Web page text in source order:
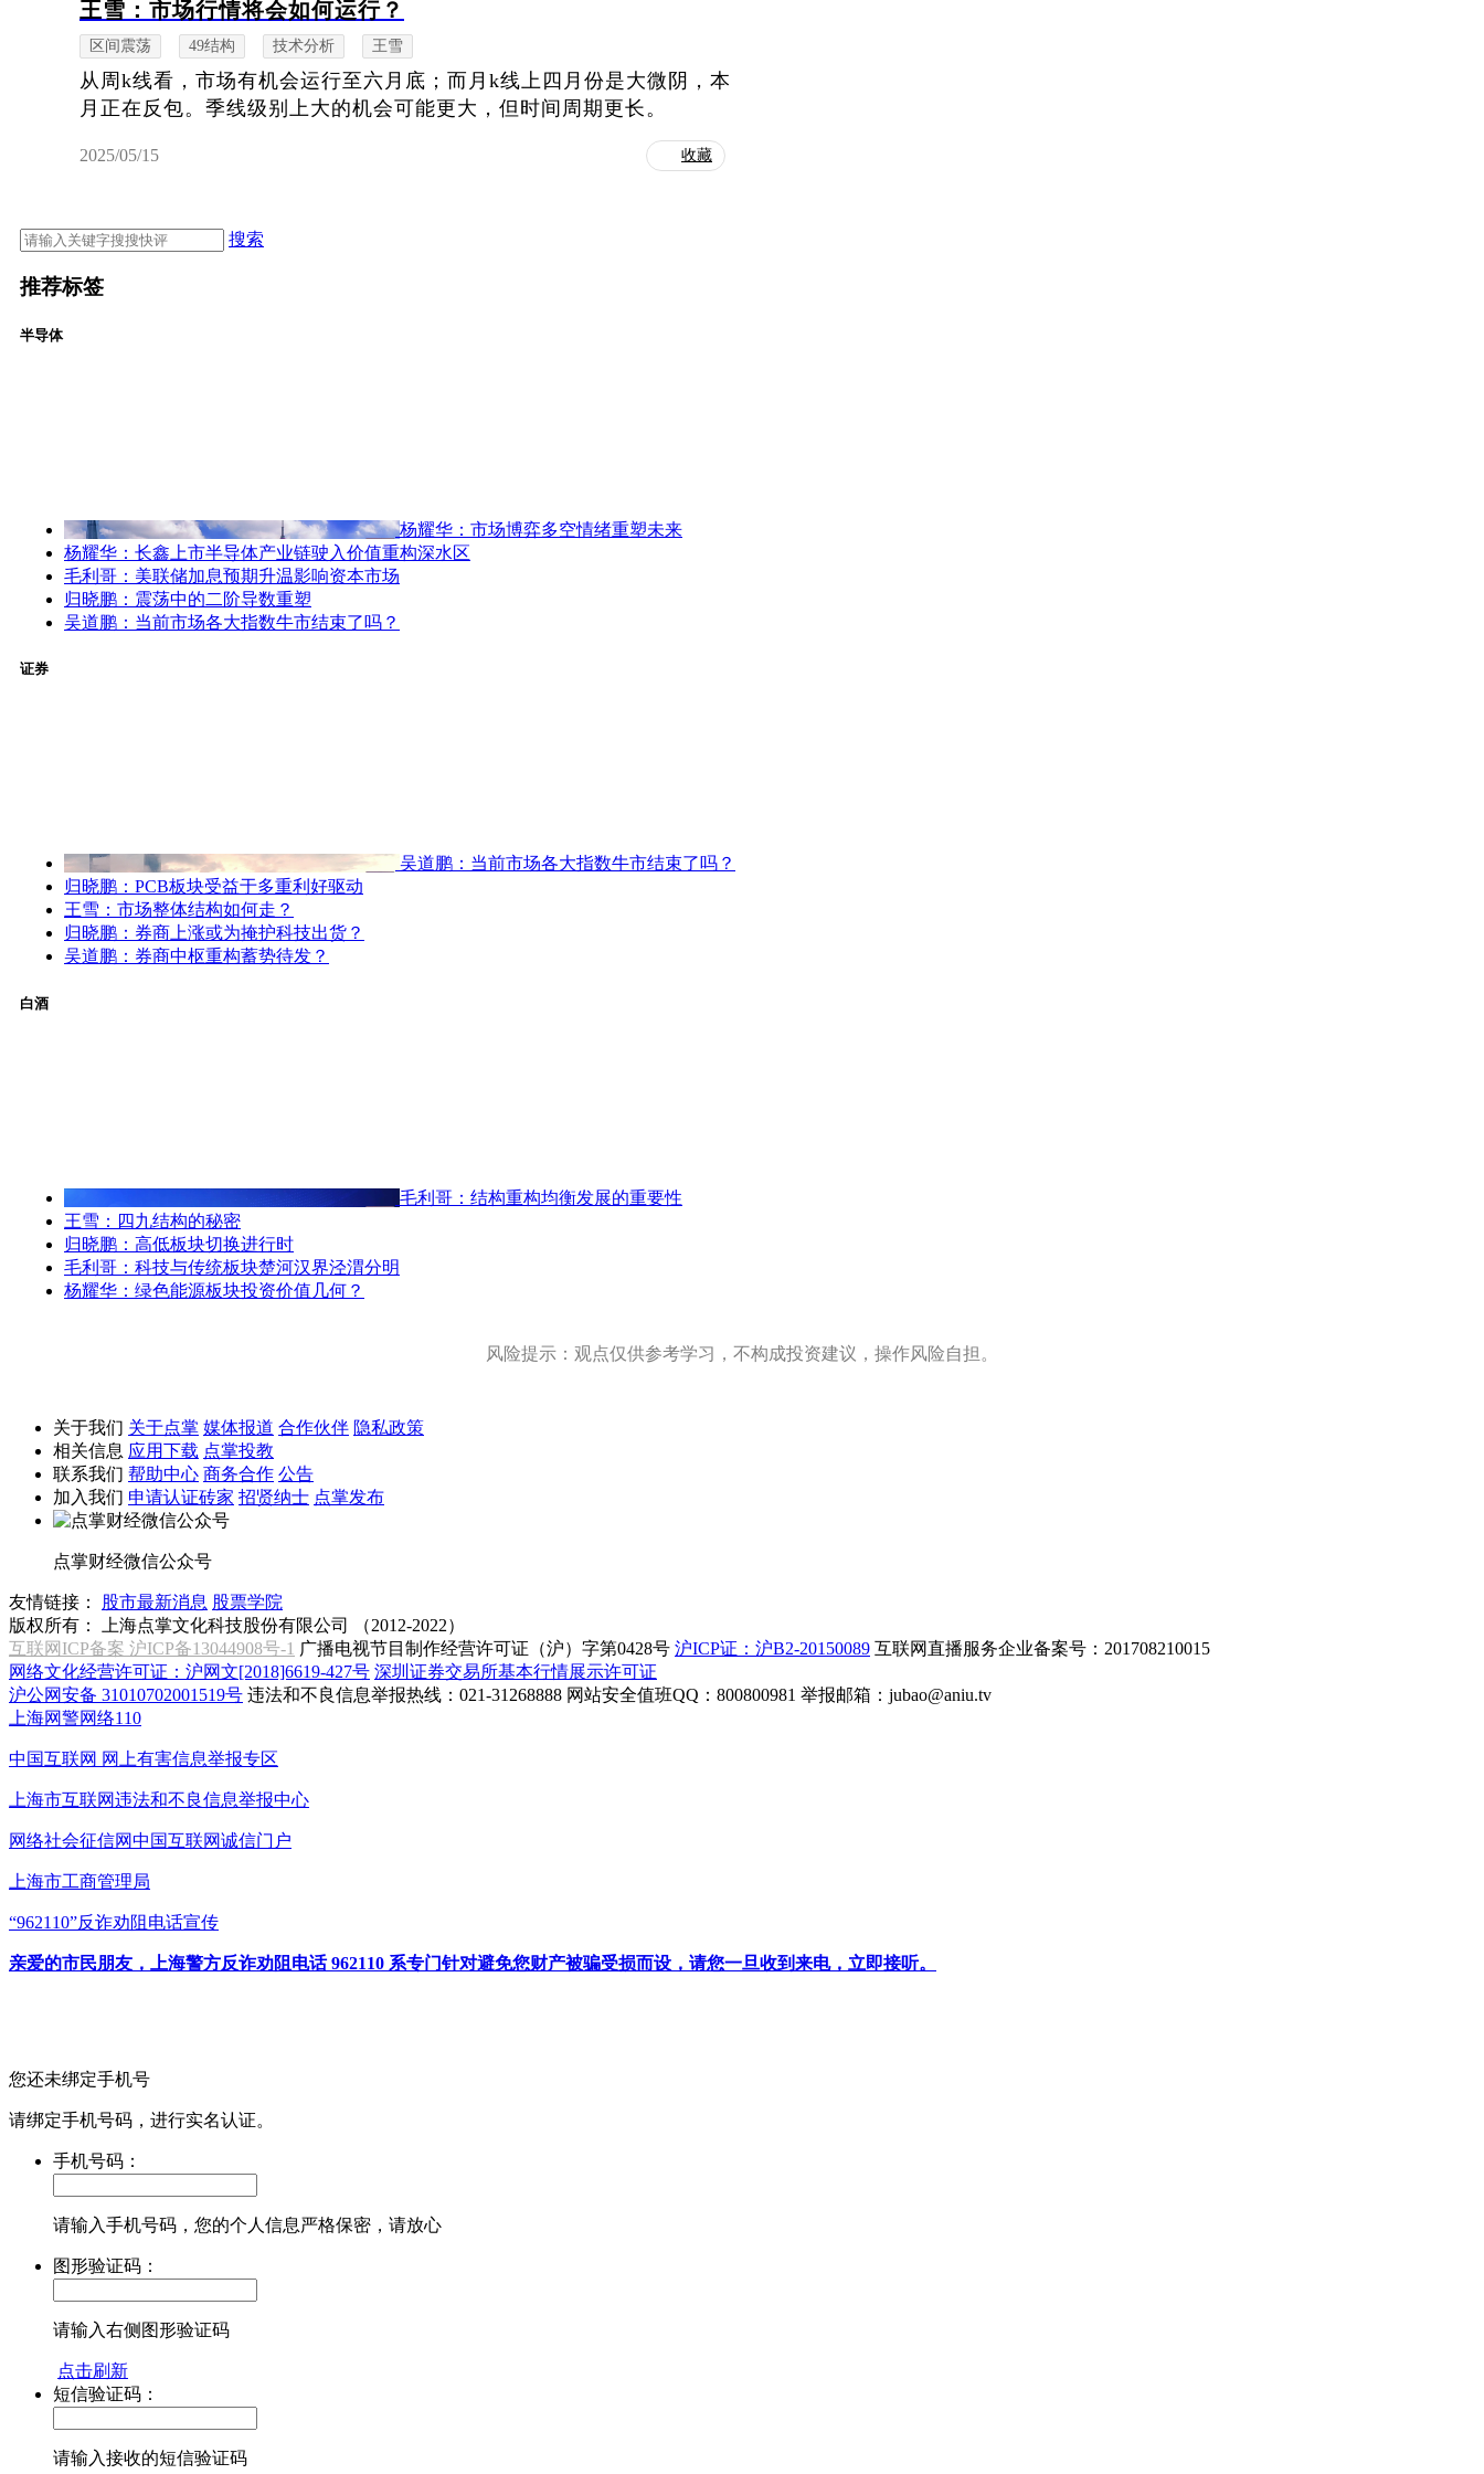
王雪：市场行情将会如何运行？
区间震荡 49结构 技术分析 王雪
从周k线看，市场有机会运行至六月底；而月k线上四月份是大微阴，本
月正在反包。季线级别上大的机会可能更大，但时间周期更长。
2025/05/15 收藏
搜索
推荐标签
半导体
杨耀华：市场博弈多空情绪重塑未来
杨耀华：长鑫上市半导体产业链驶入价值重构深水区
毛利哥：美联储加息预期升温影响资本市场
归晓鹏：震荡中的二阶导数重塑
吴道鹏：当前市场各大指数牛市结束了吗？
证券
吴道鹏：当前市场各大指数牛市结束了吗？
归晓鹏：PCB板块受益于多重利好驱动
王雪：市场整体结构如何走？
归晓鹏：券商上涨或为掩护科技出货？
吴道鹏：券商中枢重构蓄势待发？
白酒
毛利哥：结构重构均衡发展的重要性
王雪：四九结构的秘密
归晓鹏：高低板块切换进行时
毛利哥：科技与传统板块楚河汉界泾渭分明
杨耀华：绿色能源板块投资价值几何？
风险提示：观点仅供参考学习，不构成投资建议，操作风险自担。
关于我们 关于点掌 媒体报道 合作伙伴 隐私政策
相关信息 应用下载 点掌投教
联系我们 帮助中心 商务合作 公告
加入我们 申请认证砖家 招贤纳士 点掌发布
点掌财经微信公众号
友情链接： 股市最新消息 股票学院
版权所有：
上海点掌文化科技股份有限公司 （2012-2022）
互联网ICP备案 沪ICP备13044908号-1 广播电视节目制作经营许可证（沪）字第0428号 沪ICP证：沪B2-20150089 互联网直播服务企业备案号：201708210015
网络文化经营许可证：沪网文[2018]6619-427号 深圳证券交易所基本行情展示许可证
沪公网安备 31010702001519号 违法和不良信息举报热线：021-31268888 网站安全值班QQ：800800981 举报邮箱： jubao@aniu.tv
上海网警网络110
中国互联网 网上有害信息举报专区
上海市互联网违法和不良信息举报中心
网络社会征信网中国互联网诚信门户
上海市工商管理局
“962110”反诈劝阻电话宣传
亲爱的市民朋友，上海警方反诈劝阻电话 962110 系专门针对避免您财产被骗受损而设，请您一旦收到来电，立即接听。
您还未绑定手机号
请绑定手机号码，进行实名认证。
手机号码：
请输入手机号码，您的个人信息严格保密，请放心
图形验证码：
请输入右侧图形验证码
点击刷新
短信验证码：
请输入接收的短信验证码